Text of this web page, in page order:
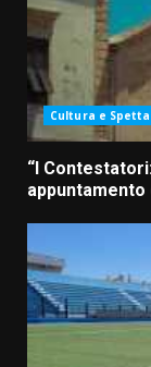
Cultura e
“I
appuntamento